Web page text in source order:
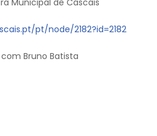
Municipal de Cascais
pt/node/2182?id=2182
Bruno Batista